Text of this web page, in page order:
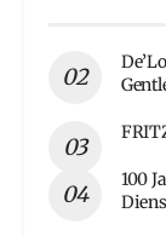
100